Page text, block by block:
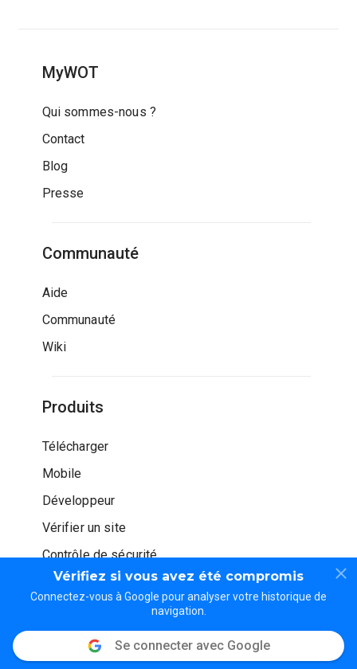
Vérifiez si vous avez été compromis
Connectez-vous à Google pour analyser votre historique de
navigation.
Se connecter avec Google
MyWOT
Qui sommes-nous ?
Contact
Blog
Presse
Communauté
Aide
Communauté
Wiki
Produits
Télécharger
Mobile
Développeur
Vérifier un site
Contrôle de sécurité
© WOT Services LP. Tous droits réservés